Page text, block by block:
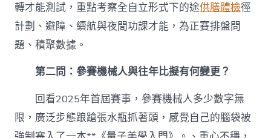
轉才能測試，重點考察全自立形式下的途供膳體檢徑
計劃、避障、續航與夜間功課才能，為正賽排盤問
題、積聚數據。
第二問：參賽機械人與往年比擬有何變更？
回看2025年首屆賽事，參賽機械人多少數字無
限，廣泛步態踉蹌張水瓶抓著頭，感覺自己的腦袋被